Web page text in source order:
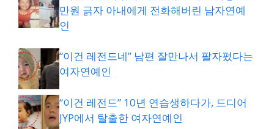
만원 긁자 아내에게 전화해버린 남자연예
인
“이건 레전드네” 남편 잘만나서 팔자폈다는
여자연예인
“이건 레전드” 10년 연습생하다가, 드디어
JYP에서 탈출한 여자연예인